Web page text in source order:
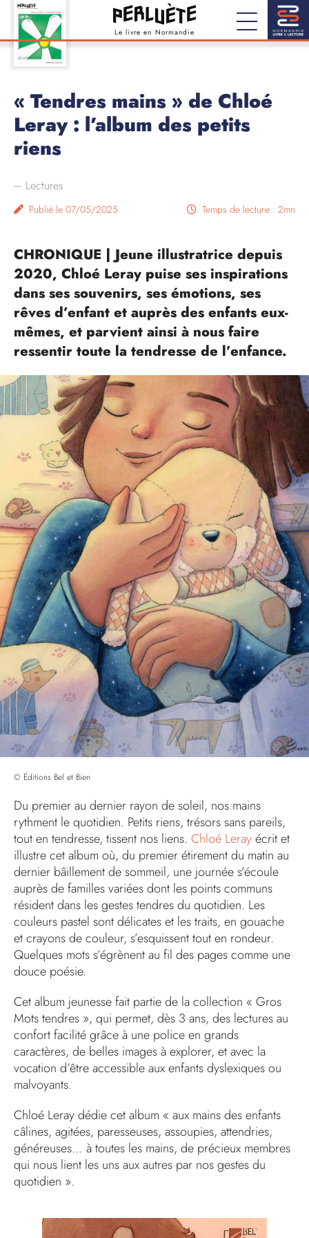
Le livre en Normandie
« Tendres mains » de Chloé
Leray : l’album des petits
riens
– Lectures
Publié le 07/05/2025 Temps de lecture : 2mn
CHRONIQUE | Jeune illustratrice depuis
2020, Chloé Leray puise ses inspirations
dans ses souvenirs, ses émotions, ses
rêves d’enfant et auprès des enfants eux-
mêmes, et parvient ainsi à nous faire
ressentir toute la tendresse de l’enfance.
© Éditions Bel et Bien
Du premier au dernier rayon de soleil, nos mains
rythment le quotidien. Petits riens, trésors sans pareils,
tout en tendresse, tissent nos liens. Chloé Lerayécrit et
illustre cet album où, du premier étirement du matin au
dernier bâillement de sommeil, une journée s’écoule
auprès de familles variées dont les points communs
résident dans les gestes tendres du quotidien. Les
couleurs pastel sont délicates et les traits, en gouache
et crayons de couleur, s’esquissent tout en rondeur.
Quelques mots s’égrènent au fil des pages comme une
douce poésie.
Cet album jeunesse fait partie de la collection « Gros
Mots tendres », qui permet, dès 3 ans, des lectures au
confort facilité grâce à une police en grands
caractères, de belles images à explorer, et avec la
vocation d’être accessible aux enfants dyslexiques ou
malvoyants.
Chloé Leray dédie cet album « aux mains des enfants
câlines, agitées, paresseuses, assoupies, attendries,
généreuses… à toutes les mains, de précieux membres
qui nous lient les uns aux autres par nos gestes du
quotidien ».